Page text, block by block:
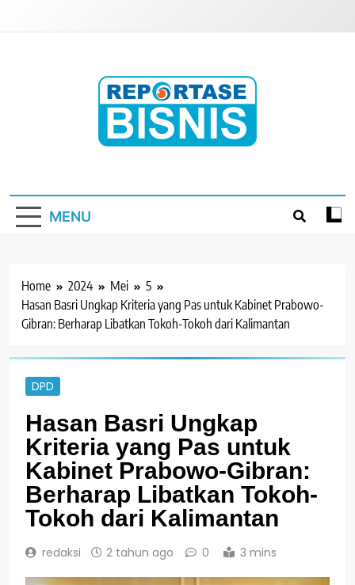
MENU
Home 2024 Mei
5
Hasan Basri Ungkap Kriteria yang Pas untuk Kabinet Prabowo-
Gibran: Berharap Libatkan Tokoh-Tokoh dari Kalimantan
DPD
Hasan Basri Ungkap
Kriteria yang Pas untuk
Kabinet Prabowo-Gibran:
Berharap Libatkan Tokoh-
Tokoh dari Kalimantan
redaksi 2 tahun ago 0 3 mins